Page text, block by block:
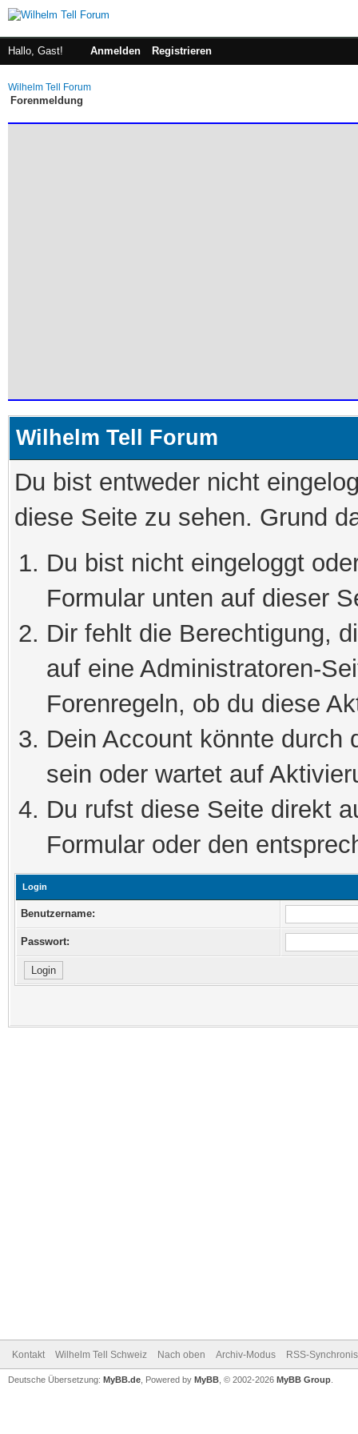
Hallo, Gast! Anmelden Registrieren
Wilhelm Tell Forum
Forenmeldung
Wilhelm Tell Forum
Du bist entweder nicht
diese Seite zu sehen. Grund
Du bist nicht eingeloggt
Formular unten auf dieser
Dir fehlt die Berechtigung,
auf eine Administratoren-
Forenregeln, ob du diese
Dein Account könnte durch
sein oder wartet auf
Du rufst diese Seite direkt
Formular oder den
Login
Benutzername:
Passwort:
Kontakt Wilhelm Tell Schweiz Nach oben Archiv-Modus RSS-
Deutsche Übersetzung: MyBB.de , Powered by MyBB , © 2002-2026 MyBB Group